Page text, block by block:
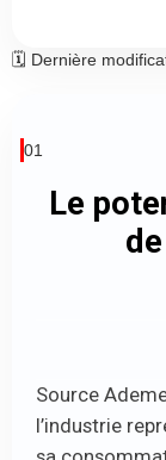
🗓️ Dernière
01
Le
Source
l’industrie